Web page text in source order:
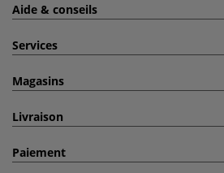
Aide & conseils
Services
Magasins
Livraison
Paiement